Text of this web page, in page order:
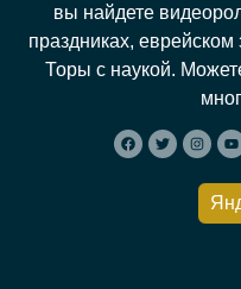
вы найдете
праздниках, еврейском
Торы с наукой.